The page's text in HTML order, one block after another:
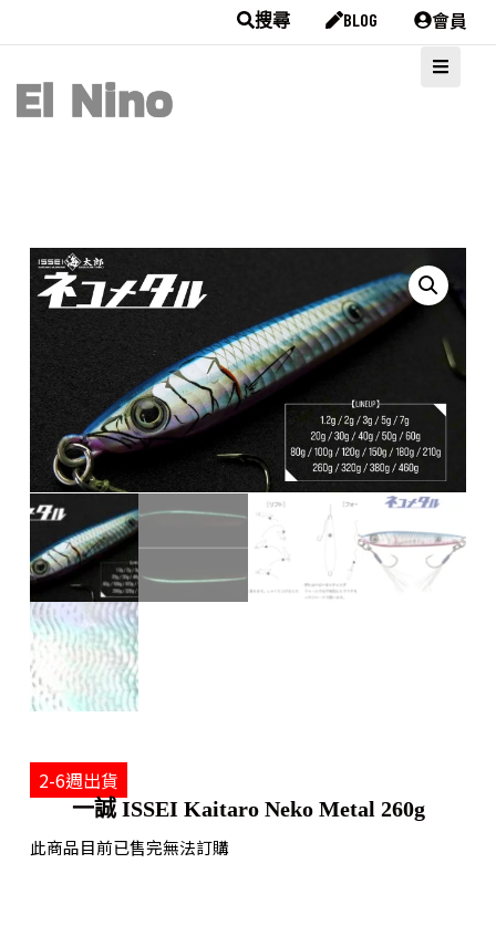
搜尋 BLOG 會員
2-6週出貨
一誠 ISSEI Kaitaro Neko Metal 260g
此商品目前已售完無法訂購